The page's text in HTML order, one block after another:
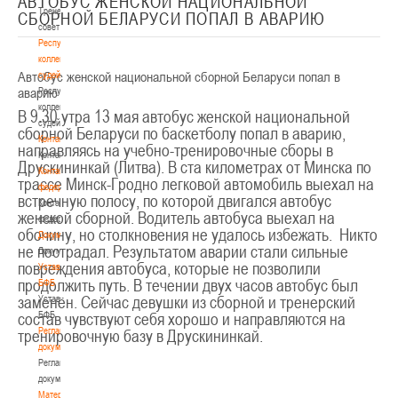
Тренерский
совет
Республиканская
коллегия
судей
Республиканская
коллегия
судей
Контакты
Контакты
Контакты
федерации
Контакты
федерации
Документы
Документы
Устав
БФБ
Устав
БФБ
Регламентирующие
документы
Регламентирующие
документы
Материалы
СБОРНОЙ БЕЛАРУСИ ПОПАЛ В АВАРИЮ
Автобус женской национальной сборной Беларуси попал в
аварию
В 9.30 утра 13 мая автобус женской национальной
сборной Беларуси по баскетболу попал в аварию,
направляясь на учебно-тренировочные сборы в
Друскининкай (Литва). В ста километрах от Минска по
трассе Минск-Гродно легковой автомобиль выехал на
встречную полосу, по которой двигался автобус
женской сборной. Водитель автобуса выехал на
обочину, но столкновения не удалось избежать. Никто
не пострадал. Результатом аварии стали сильные
повреждения автобуса, которые не позволили
продолжить путь. В течении двух часов автобус был
заменён. Сейчас девушки из сборной и тренерский
состав чувствуют себя хорошо и направляются на
тренировочную базу в Друскининкай.